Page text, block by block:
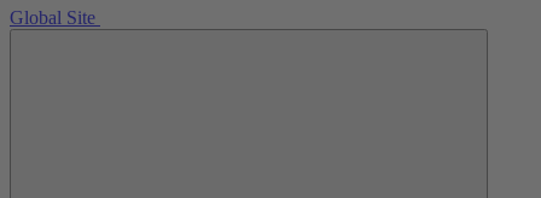
Global Site